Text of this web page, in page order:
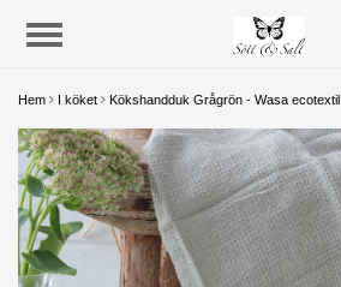
Hem I köket Kökshandduk Grågrön - Wasa ecotextil